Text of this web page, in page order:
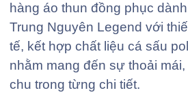
hàng áo thun đồng phục
Trung Nguyên Legend với
tế, kết hợp chất liệu cá sấu
nhằm mang đến sự thoải
chu trong từng chi tiết.